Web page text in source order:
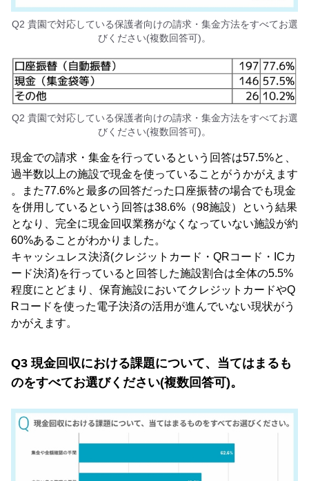
Q2 貴園で対応している保護者向けの請求・集金方法をすべてお選
びください(複数回答可)。
Q2 貴園で対応している保護者向けの請求・集金方法をすべてお選
びください(複数回答可)。
現金での請求・集金を行っているという回答は57.5%と、
過半数以上の施設で現金を使っていることがうかがえます
。また77.6%と最多の回答だった口座振替の場合でも現金
を併用しているという回答は38.6%（98施設）という結果
となり、完全に現金回収業務がなくなっていない施設が約
60%あることがわかりました。
キャッシュレス決済(クレジットカード・QRコード・ICカ
ード決済)を行っていると回答した施設割合は全体の5.5%
程度にとどまり、保育施設においてクレジットカードやQ
Rコードを使った電子決済の活用が進んでいない現状がう
かがえます。
Q3 現金回収における課題について、当てはまるも
のをすべてお選びください(複数回答可)。